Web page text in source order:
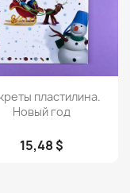
Просмотр
пластилина.
Новый год
15,48 $